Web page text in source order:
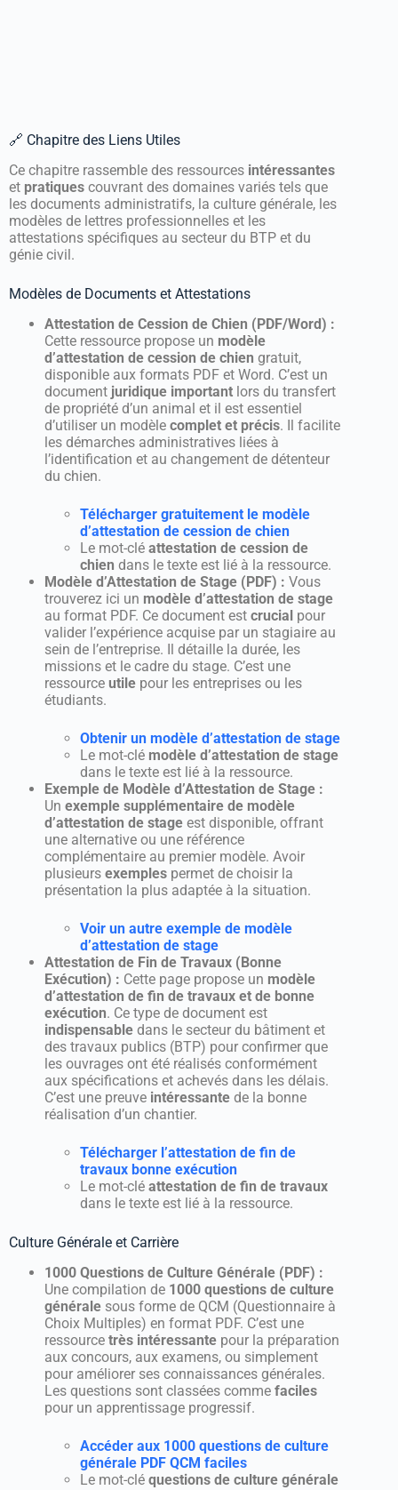
🔗 Chapitre des Liens Utiles
Ce chapitre rassemble des ressources intéressantes
et pratiques couvrant des domaines variés tels que
les documents administratifs, la culture générale, les
modèles de lettres professionnelles et les
attestations spécifiques au secteur du BTP et du
génie civil.
Modèles de Documents et Attestations
Attestation de Cession de Chien (PDF/Word) :
Cette ressource propose un modèle
d’attestation de cession de chien gratuit,
disponible aux formats PDF et Word. C’est un
document juridique important lors du transfert
de propriété d’un animal et il est essentiel
d’utiliser un modèle complet et précis. Il facilite
les démarches administratives liées à
l’identification et au changement de détenteur
du chien.
Télécharger gratuitement le modèle
d’attestation de cession de chien
Le mot-clé attestation de cession de
chien dans le texte est lié à la ressource.
Modèle d’Attestation de Stage (PDF) : Vous
trouverez ici un modèle d’attestation de stage
au format PDF. Ce document est crucial pour
valider l’expérience acquise par un stagiaire au
sein de l’entreprise. Il détaille la durée, les
missions et le cadre du stage. C’est une
ressource utile pour les entreprises ou les
étudiants.
Obtenir un modèle d’attestation de stage
Le mot-clé modèle d’attestation de stage
dans le texte est lié à la ressource.
Exemple de Modèle d’Attestation de Stage :
Un exemple supplémentaire de modèle
d’attestation de stage est disponible, offrant
une alternative ou une référence
complémentaire au premier modèle. Avoir
plusieurs exemples permet de choisir la
présentation la plus adaptée à la situation.
Voir un autre exemple de modèle
d’attestation de stage
Attestation de Fin de Travaux (Bonne
Exécution) : Cette page propose un modèle
d’attestation de fin de travaux et de bonne
exécution. Ce type de document est
indispensable dans le secteur du bâtiment et
des travaux publics (BTP) pour confirmer que
les ouvrages ont été réalisés conformément
aux spécifications et achevés dans les délais.
C’est une preuve intéressante de la bonne
réalisation d’un chantier.
Télécharger l’attestation de fin de
travaux bonne exécution
Le mot-clé attestation de fin de travaux
dans le texte est lié à la ressource.
Culture Générale et Carrière
1000 Questions de Culture Générale (PDF) :
Une compilation de 1000 questions de culture
générale sous forme de QCM (Questionnaire à
Choix Multiples) en format PDF. C’est une
ressource très intéressante pour la préparation
aux concours, aux examens, ou simplement
pour améliorer ses connaissances générales.
Les questions sont classées comme faciles
pour un apprentissage progressif.
Accéder aux 1000 questions de culture
générale PDF QCM faciles
Le mot-clé questions de culture générale